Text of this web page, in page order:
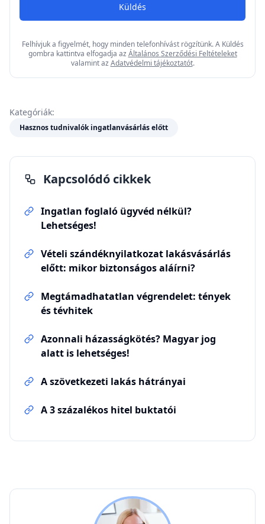
Küldés
Felhívjuk a figyelmét, hogy minden telefonhívást rögzítünk. A Küldés
gombra kattintva elfogadja az Általános Szerződési Feltételeket
valamint az Adatvédelmi tájékoztatót.
Kategóriák:
Hasznos tudnivalók ingatlanvásárlás előtt
Kapcsolódó cikkek
Ingatlan foglaló ügyvéd nélkül?
Lehetséges!
Vételi szándéknyilatkozat lakásvásárlás
előtt: mikor biztonságos aláírni?
Megtámadhatatlan végrendelet: tények
és tévhitek
Azonnali házasságkötés? Magyar jog
alatt is lehetséges!
A szövetkezeti lakás hátrányai
A 3 százalékos hitel buktatói